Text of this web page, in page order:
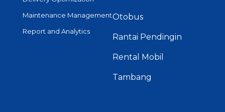
Maintenance Management
Report and Analytics
Otobus
Rantai Pendingin
Rental Mobil
Tambang